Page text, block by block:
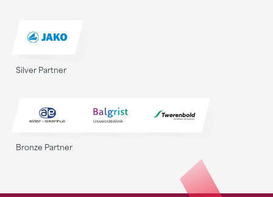
Silver Partner
Bronze Partner